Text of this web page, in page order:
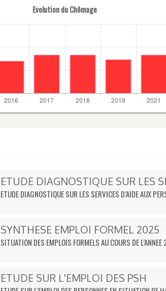
Evolution du Chômage
ETUDE DIAGNOSTIQUE SUR LES
ETUDE DIAGNOSTIQUE SUR LES SERVICES D’AIDE AUX
SYNTHESE EMPLOI FORMEL 2025
SITUATION DES EMPLOIS FORMELS AU COURS DE
ETUDE SUR L'EMPLOI DES PSH